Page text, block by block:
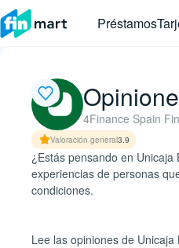
Préstamos
4Finance Spain
Valoración general3.9
¿Estás pensando en
experiencias de personas
condiciones.
Lee las opiniones de